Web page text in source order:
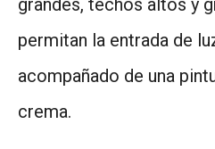
permitan la entrada de
acompañado de una
crema.